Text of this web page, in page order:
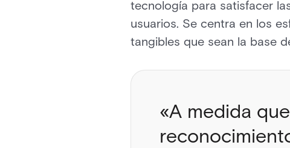
tecnología para satisfacer
usuarios. Se centra en los
tangibles que sean la base
«A medida